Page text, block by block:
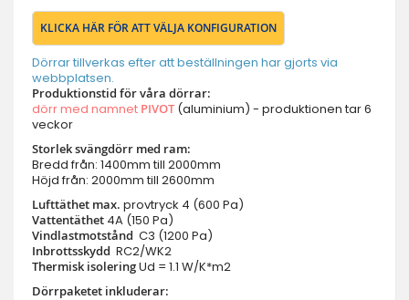
KLICKA HÄR FÖR ATT VÄLJA KONFIGURATION
Dörrar tillverkas efter att beställningen har gjorts via
webbplatsen.
Produktionstid för våra dörrar:
dörr med namnet PIVOT (aluminium) - produktionen tar 6
veckor
Storlek svängdörr med ram:
Bredd från: 1400mm till 2000mm
Höjd från: 2000mm till 2600mm
Lufttäthet max. provtryck 4 (600 Pa)
Vattentäthet 4A (150 Pa)
Vindlastmotstånd C3 (1200 Pa)
Inbrottsskydd RC2/WK2
Thermisk isoleringUd = 1.1 W/K*m2
Dörrpaketet inkluderar: